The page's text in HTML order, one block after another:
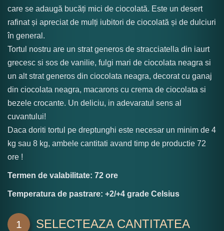
care se adaugă bucăți mici de ciocolată. Este un desert
rafinat și apreciat de mulți iubitori de ciocolată și de dulciuri
în general.
Tortul nostru are un strat generos de stracciatella din iaurt
grecesc si sos de vanilie, fulgi mari de ciocolata neagra si
un alt strat generos din ciocolata neagra, decorat cu ganaj
din ciocolata neagra, macarons cu crema de ciocolata si
bezele crocante. Un deliciu, in adevaratul sens al
cuvantului!
Daca doriti tortul pe dreptunghi este necesar un minim de 4
kg sau 8 kg, ambele cantitati avand timp de productie 72
ore !
Termen de valabilitate: 72 ore
Temperatura de pastrare: +2/+4 grade Celsius
1 SELECTEAZA CANTITATEA